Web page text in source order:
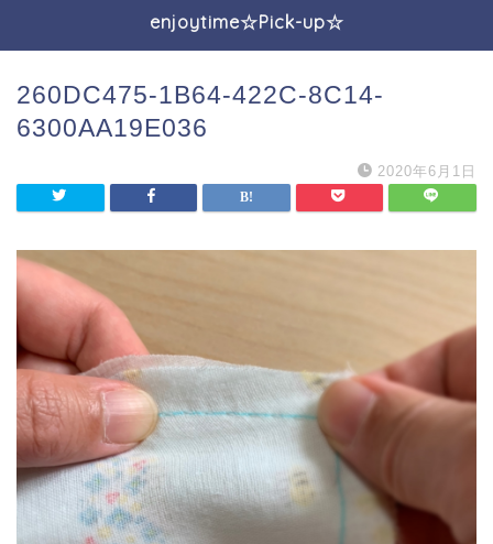
enjoytime☆Pick-up☆
260DC475-1B64-422C-8C14-
6300AA19E036
2020年6月1日